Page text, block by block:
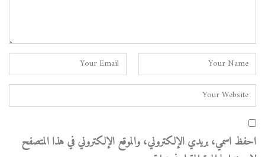
احفظ اسمي، بريدي الإلكتروني، والموقع الإلكتروني في هذا المتصفح